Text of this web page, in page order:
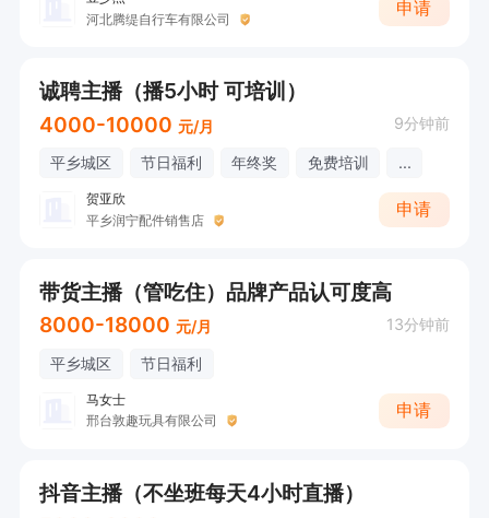
河北腾缇自行车有限公司
申请
诚聘主播（播5小时 可培训）
4000-10000 元/月 9分钟前
平乡城区 节日福利 年终奖 免费培训 ...
贺亚欣
平乡润宁配件销售店
申请
带货主播（管吃住）品牌产品认可度高
8000-18000 元/月 13分钟前
平乡城区 节日福利
马女士
邢台敦趣玩具有限公司
申请
抖音主播（不坐班每天4小时直播）